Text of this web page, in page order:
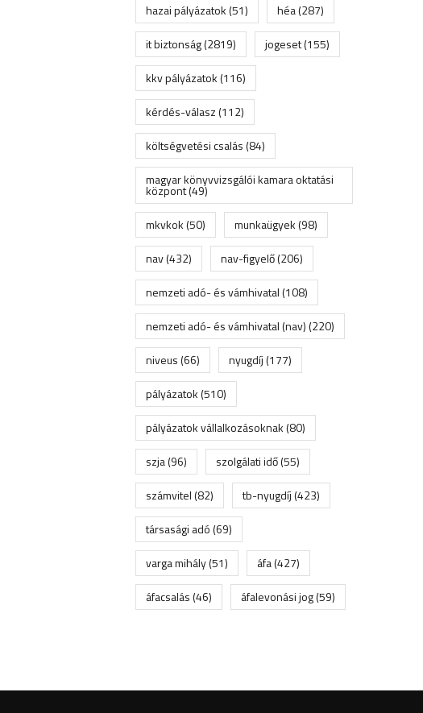
hazai pályázatok(51) héa(287)
it biztonság(2819) jogeset(155)
kkv pályázatok(116)
kérdés-válasz(112)
költségvetési csalás(84)
magyar könyvvizsgálói kamara oktatási
központ(49)
mkvkok(50) munkaügyek(98)
nav(432) nav-figyelő(206)
nemzeti adó- és vámhivatal(108)
nemzeti adó- és vámhivatal (nav)(220)
niveus(66) nyugdíj(177)
pályázatok(510)
pályázatok vállalkozásoknak(80)
szja(96) szolgálati idő(55)
számvitel(82) tb-nyugdíj(423)
társasági adó(69)
varga mihály(51) áfa(427)
áfacsalás(46) áfalevonási jog(59)